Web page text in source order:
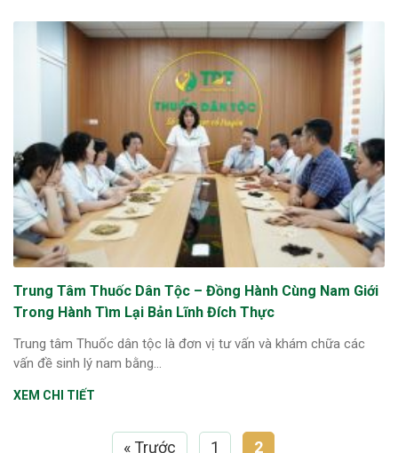
Trung Tâm Thuốc Dân Tộc – Đồng Hành Cùng Nam Giới
Trong Hành Tìm Lại Bản Lĩnh Đích Thực
Trung tâm Thuốc dân tộc là đơn vị tư vấn và khám chữa các
vấn đề sinh lý nam bằng...
XEM CHI TIẾT
« Trước 1 2